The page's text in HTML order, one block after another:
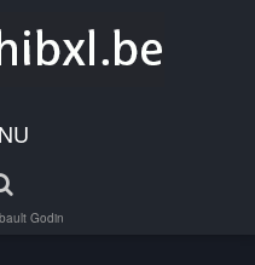
Godin